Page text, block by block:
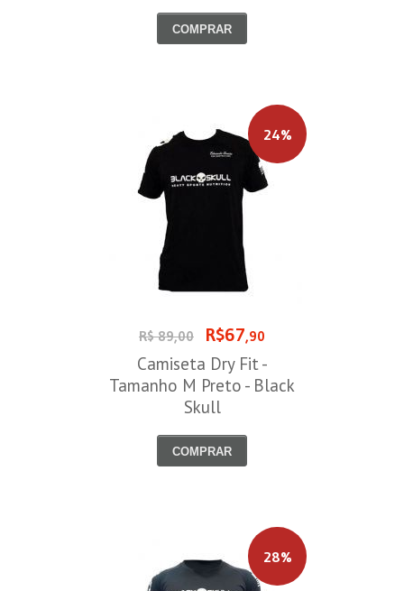
COMPRAR
24%
R$ 89,00 R$67,90
Camiseta Dry Fit -
Tamanho M Preto - Black
Skull
COMPRAR
28%